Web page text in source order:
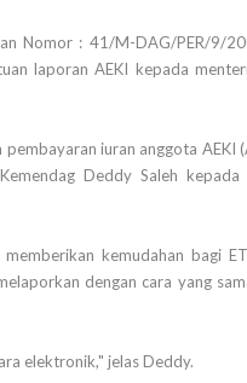
Nomor : 41/M-DAG/PER/9/
laporan AEKI kepada
iuran anggota AEKI
Deddy Saleh kepada
kemudahan bagi
dengan cara yang
elektronik," jelas Deddy.